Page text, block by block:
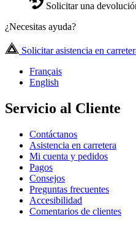
Solicitar una
¿Necesitas ayuda?
Solicitar asistencia en
Français
English
Servicio al Cliente
Contáctanos
Asistencia en carretera
Mi cuenta y pedidos
Pagos
Consejos
Preguntas frecuentes
Accesibilidad
Comentarios de clientes